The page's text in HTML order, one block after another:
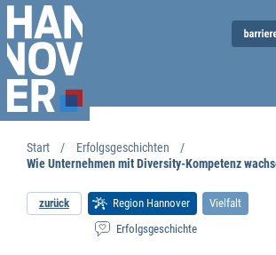
Start
Erfolgsgeschichten
Wie Unternehmen mit Diversity-Kompetenz
zurück Region Hannover
Vielfalt
Erfolgsgeschichte